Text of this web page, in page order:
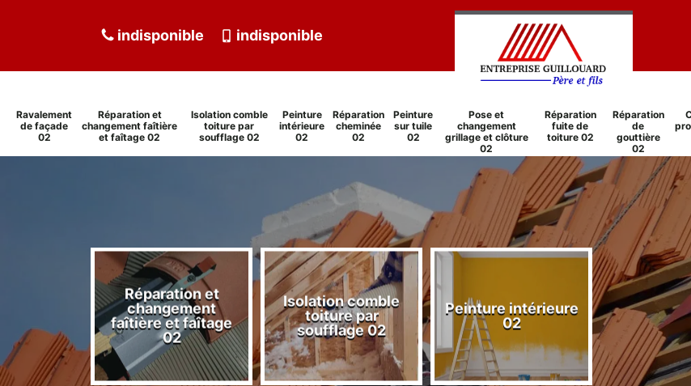
indisponible indisponible
Ravalement
de façade
02
Réparation et
changement faîtière
et faîtage 02
Isolation comble
toiture par
soufflage 02
Peinture
intérieure
02
Réparation
cheminée
02
Peinture
sur tuile
02
Pose et
changement
grillage et clôture
02
Réparation
fuite de
toiture 02
Réparation
de
gouttière
02
Réparation et
changement
faîtière et faîtage
02
Isolation comble
toiture par
soufflage 02
Peinture intérieure
02